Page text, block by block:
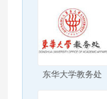
东华大学教务处